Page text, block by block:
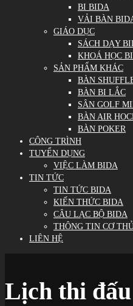
BI BIDA
VẢI BÀN
GIÁO DỤC
SÁCH DẠY
KHOÁ HỌC
SẢN PHẨM KHÁC
BÀN
BÀN BI LẮC
SÂN GOLF
BÀN AIR
BÀN POKER
CÔNG TRÌNH
TUYỂN DỤNG
VIỆC LÀM BIDA
TIN TỨC
TIN TỨC BIDA
KIẾN THỨC BIDA
CÂU LẠC BỘ BIDA
THÔNG TIN CƠ
LIÊN HỆ
Lịch thi đấu